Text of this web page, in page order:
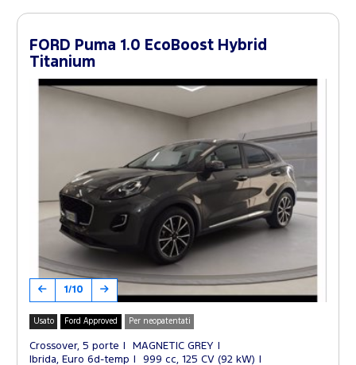
FORD Puma 1.0 EcoBoost Hybrid
Titanium
1/10
Usato Ford Approved Per neopatentati
Crossover, 5 porte
MAGNETIC GREY
Ibrida, Euro 6d-temp
999 cc, 125 CV (92 kW)